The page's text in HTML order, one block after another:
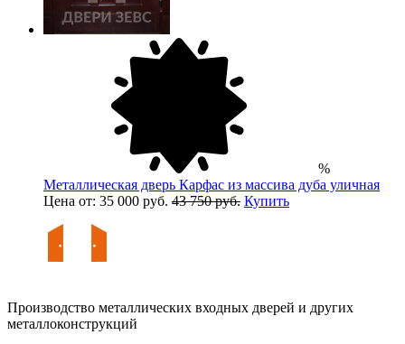
%
Металлическая дверь Карфас из массива дуба уличная
Цена от: 35 000 руб. 43 750 руб. Купить
Производство металлических входных дверей и других
металлоконструкций